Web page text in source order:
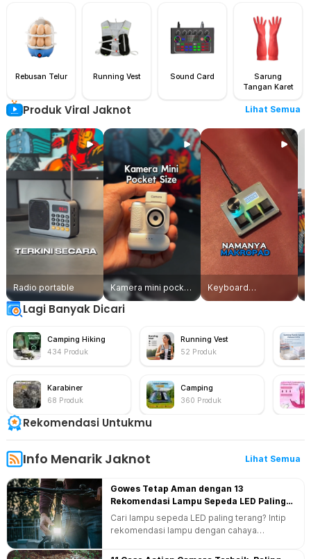
Rebusan Telur Running Vest Sound Card
Sarung
Tangan Karet
Produk Viral Jaknot Lihat Semua
Radio portable
Kamera mini pocket
size
Keyboard
makropad
Lagi Banyak Dicari
Camping Hiking
434 Produk
Karabiner
68 Produk
Running Vest
52 Produk
Camping
360 Produk
Rekomendasi Untukmu
Info Menarik Jaknot Lihat Semua
Gowes Tetap Aman dengan 13
Rekomendasi Lampu Sepeda LED Paling
Terang!
Cari lampu sepeda LED paling terang? Intip
rekomendasi lampu dengan cahaya
baterai yang awet berikut ini.